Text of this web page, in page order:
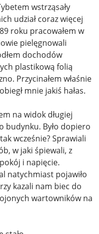
wstrząsały
udział coraz więcej
roku pracowałem w
pielęgnowali
dochodów
plastikową folią
Przycinałem właśnie
mnie jakiś hałas.
na widok długiej
budynku. Było dopiero
wcześnie? Sprawiali
w jaki śpiewali, z
i napięcie.
natychmiast pojawiło
kazali nam biec do
wartowników na